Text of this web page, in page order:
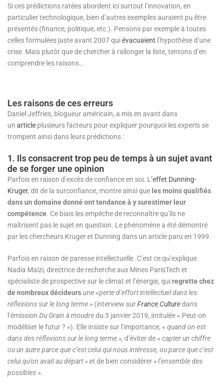
Si ces prédictions ratées abordent ici surtout l’innovation, en
particulier technologique, bien d’autres exemples auraient pu être
présentés (finance, politique, etc.). Pensons par exemple à toutes
celles formulées juste avant 2007 quiévacuaient l’hypothèse d’une
crise. Mais plutôt que de chercher à rallonger la liste, tentons d’en
comprendre les raisons…
Les raisons de ces erreurs
Daniel Jeffries, blogueur américain, a mis en avant dans
un article plusieurs facteurs pour expliquer pourquoi lesexperts se
trompent ainsi dans leurs prédictions :
1. Ils consacrent trop peu de temps à un sujet avant
de se forger une opinion
Parfois en raison d’excès de confiance en soi. L’effet Dunning-
Kruger, dit de la surconfiance, montre ainsi que les moins qualifiés
dans un domaine donné ont tendance à y surestimer leur
compétence. Ce biais les empêche de reconnaître qu’ils ne
maîtrisent pas le sujet en question. Le phénomène a été démontré
par les chercheurs Kruger et Dunning dans un article paru en 1999.
Parfois en raison de paresse intellectuelle. C’est ce qu’explique
Nadia Maïzi, directrice de recherche aux Mines ParisTech et
spécialiste de prospective sur le climat et l’énergie, quiregrette chez
de nombreux décideurs une «perte d’effort intellectuel dans les
réflexions sur le long terme » (interview surFrance Culturedans
l’émission Du Grain à moudredu 3 janvier 2019, intitulée « Peut-on
modéliser le futur ? »). Elle insiste sur l’importance, « quand on est
dans des réflexions sur le long terme », d’éviter de « capter un chiffre
ou un autre parce que c’est celui qui nous intéresse, ou parce que c’est
celui qu’on avait au départ »et de bien considérer« l’ensemble des
possibles ».